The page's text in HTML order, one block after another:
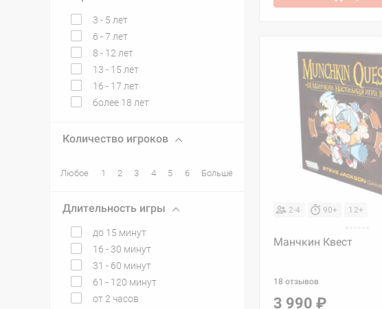
3 - 5 лет
6 - 7 лет
8 - 12 лет
13 - 15 лет
16 - 17 лет
более 18 лет
Количество игроков
Любое 1 2 3 4 5 6 Больше
Длительность игры
до 15 минут
16 - 30 минут
31 - 60 минут
61 - 120 минут
от 2 часов
2-4 90+ 12+
Манчкин Квест
18 отзывов
3 990 ₽